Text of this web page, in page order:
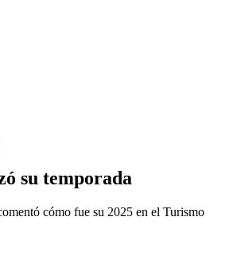
su temporada
cómo fue su 2025 en el Turismo